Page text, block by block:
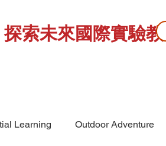
索未來國際實驗
Learning Outdoor Adventure